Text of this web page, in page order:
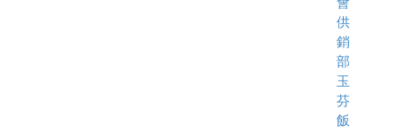
供
銷
部
玉
芬
飯